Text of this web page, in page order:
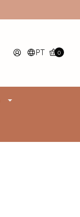
PT 0